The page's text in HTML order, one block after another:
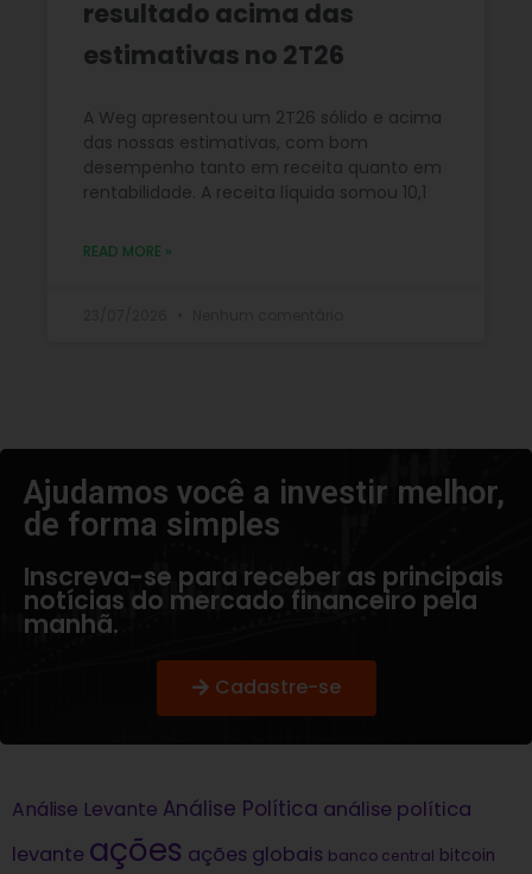
resultado acima das
estimativas no 2T26
A Weg apresentou um 2T26 sólido e acima
das nossas estimativas, com bom
desempenho tanto em receita quanto em
rentabilidade. A receita líquida somou 10,1
READ MORE »
Ajudamos você a investir melhor,
de forma simples​
Inscreva-se para receber as principais
notícias do mercado financeiro pela
manhã.
Cadastre-se
Análise Levante Análise Política análise política
levante ações ações globais banco central bitcoin